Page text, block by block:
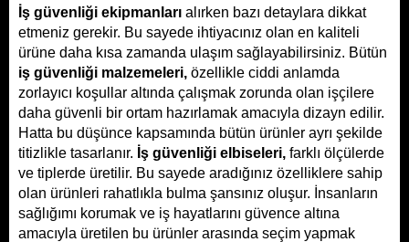
İş güvenliği ekipmanları alırken bazı detaylara dikkat
etmeniz gerekir. Bu sayede ihtiyacınız olan en kaliteli
iş güvenliği malzemeleri, özellikle ciddi anlamda
zorlayıcı koşullar altında çalışmak zorunda olan işçilere
daha güvenli bir ortam hazırlamak amacıyla dizayn edilir.
Hatta bu düşünce kapsamında bütün ürünler ayrı şekilde
titizlikle tasarlanır. İş güvenliği elbiseleri, farklı ölçülerde
ve tiplerde üretilir. Bu sayede aradığınız özelliklere sahip
olan ürünleri rahatlıkla bulma şansınız oluşur. İnsanların
sağlığımı korumak ve iş hayatlarını güvence altına
amacıyla üretilen bu ürünler arasında seçim yapmak